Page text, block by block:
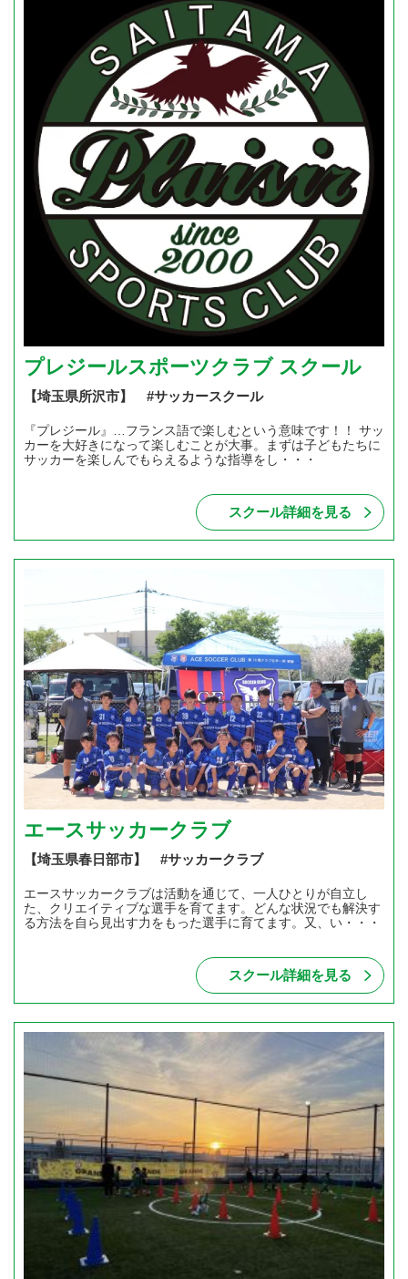
プレジールスポーツクラブ スクール
【埼玉県所沢市】 #サッカースクール
『プレジール』…フランス語で楽しむという意味です！！ サッ
カーを大好きになって楽しむことが大事。まずは子どもたちに
サッカーを楽しんでもらえるような指導をし・・・
スクール詳細を見る
エースサッカークラブ
【埼玉県春日部市】 #サッカークラブ
エースサッカークラブは活動を通じて、一人ひとりが自立し
た、クリエイティブな選手を育てます。どんな状況でも解決す
る方法を自ら見出す力をもった選手に育てます。又、い・・・
スクール詳細を見る